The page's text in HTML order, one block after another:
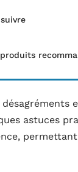
astuces